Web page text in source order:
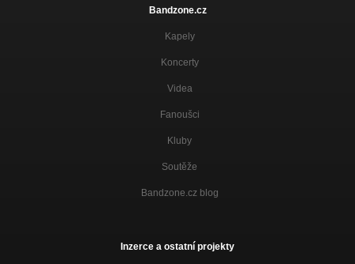
Bandzone.cz
Kapely
Koncerty
Videa
Fanoušci
Kluby
Soutěže
Bandzone.cz blog
Inzerce a ostatní projekty